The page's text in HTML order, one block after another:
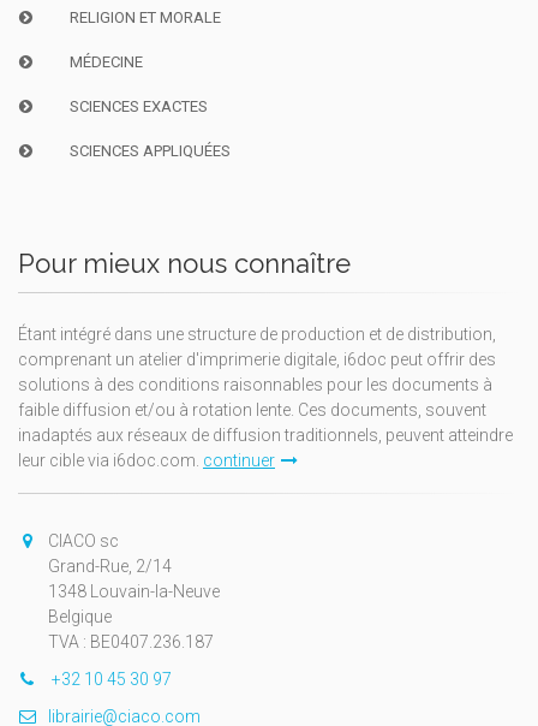
RELIGION ET MORALE
MÉDECINE
SCIENCES EXACTES
SCIENCES APPLIQUÉES
Pour mieux nous connaître
Étant intégré dans une structure de production et de distribution,
comprenant un atelier d'imprimerie digitale, i6doc peut offrir des
solutions à des conditions raisonnables pour les documents à
faible diffusion et/ou à rotation lente. Ces documents, souvent
inadaptés aux réseaux de diffusion traditionnels, peuvent atteindre
leur cible via i6doc.com. continuer
CIACO sc
Grand-Rue, 2/14
1348 Louvain-la-Neuve
Belgique
TVA : BE0407.236.187
+32 10 45 30 97
librairie@ciaco.com